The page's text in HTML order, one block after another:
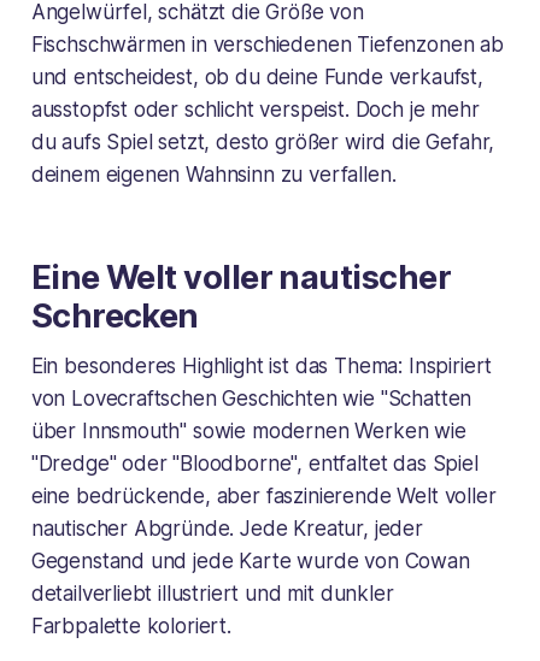
Angelwürfel, schätzt die Größe von
Fischschwärmen in verschiedenen Tiefenzonen ab
und entscheidest, ob du deine Funde verkaufst,
ausstopfst oder schlicht verspeist. Doch je mehr
du aufs Spiel setzt, desto größer wird die Gefahr,
deinem eigenen Wahnsinn zu verfallen.
Eine Welt voller nautischer
Schrecken
Ein besonderes Highlight ist das Thema: Inspiriert
von Lovecraftschen Geschichten wie "Schatten
über Innsmouth" sowie modernen Werken wie
"Dredge" oder "Bloodborne", entfaltet das Spiel
eine bedrückende, aber faszinierende Welt voller
nautischer Abgründe. Jede Kreatur, jeder
Gegenstand und jede Karte wurde von Cowan
detailverliebt illustriert und mit dunkler
Farbpalette koloriert.